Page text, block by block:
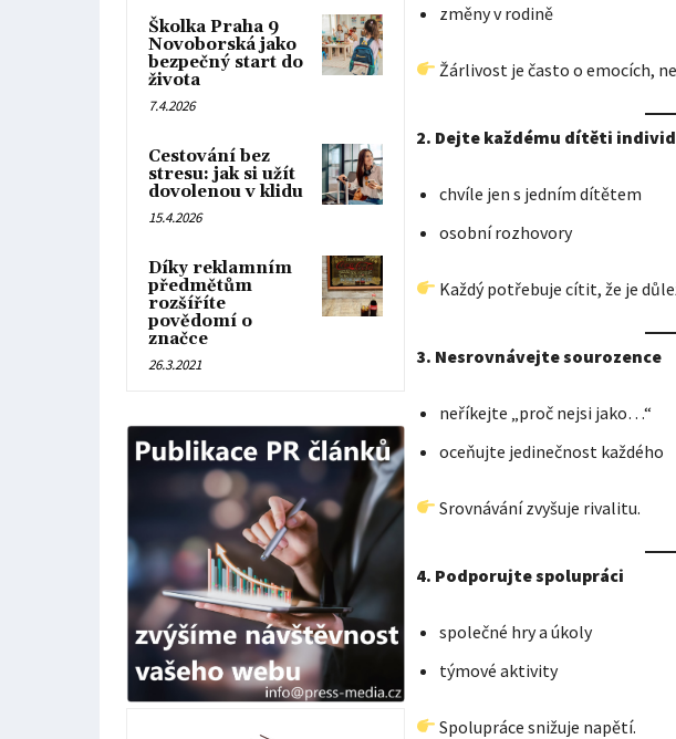
Školka Praha 9
Novoborská jako
bezpečný start do
života
7.4.2026
Cestování bez
stresu: jak si užít
dovolenou v klidu
15.4.2026
Díky reklamním
předmětům
rozšíříte
povědomí o
značce
26.3.2021
změny v rodině
Žárlivost je často o emocích,
2. Dejte každému dítěti
chvíle jen s jedním dítětem
osobní rozhovory
Každý potřebuje cítit, že je
3. Nesrovnávejte sourozence
neříkejte „proč nejsi jako…“
oceňujte jedinečnost každého
Srovnávání zvyšuje rivalitu.
4. Podporujte spolupráci
společné hry a úkoly
týmové aktivity
Spolupráce snižuje napětí.